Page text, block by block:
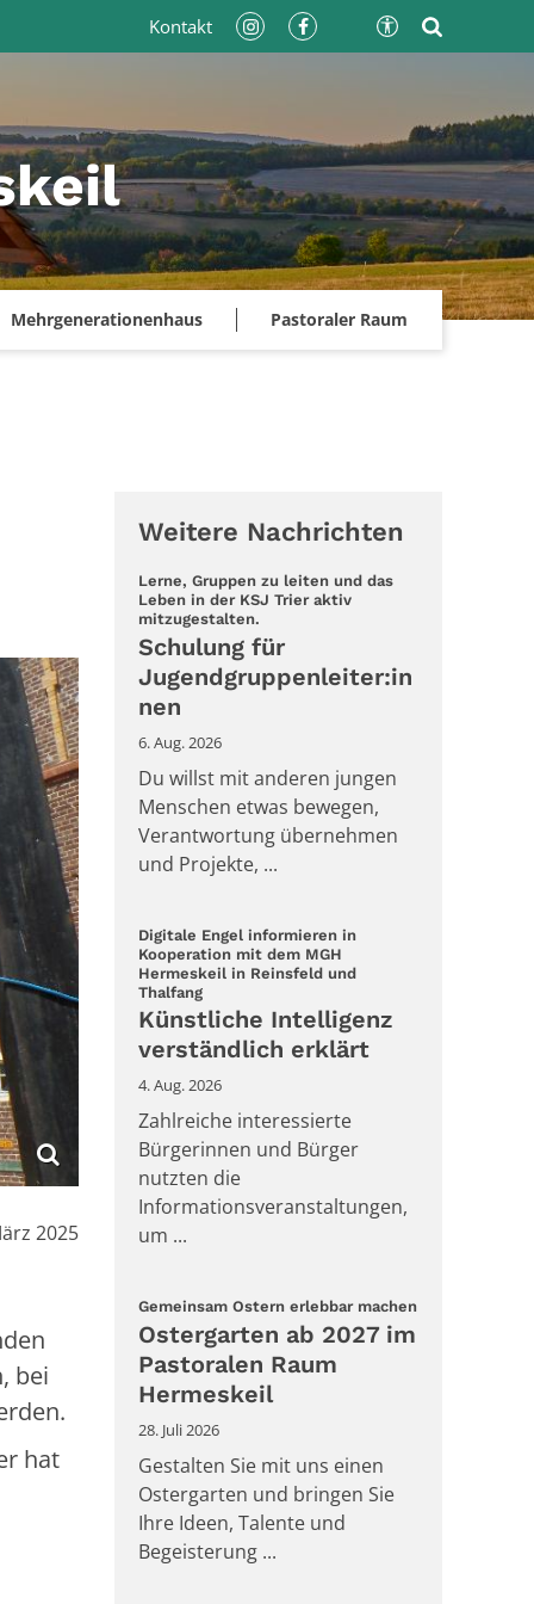
Mehrgenerationenhaus Pastoraler Raum
Kontakt
2025
bei
hat
Weitere Nachrichten
Lerne, Gruppen zu leiten und das
Leben in der KSJ Trier aktiv
mitzugestalten.
Schulung für
Jugendgruppenleiter:in
nen
6. Aug. 2026
Du willst mit anderen jungen
Menschen etwas bewegen,
Verantwortung übernehmen
und Projekte, ...
Digitale Engel informieren in
Kooperation mit dem MGH
Hermeskeil in Reinsfeld und
Thalfang:
Künstliche Intelligenz
verständlich erklärt
4. Aug. 2026
Zahlreiche interessierte
Bürgerinnen und Bürger
nutzten die
Informationsveranstaltungen,
um ...
Gemeinsam Ostern erlebbar machen:
Ostergarten ab 2027 im
Pastoralen Raum
Hermeskeil
28. Juli 2026
Gestalten Sie mit uns einen
Ostergarten und bringen Sie
Ihre Ideen, Talente und
Begeisterung ...